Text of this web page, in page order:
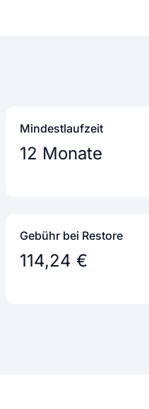
Mindestlaufzeit
12 Monate
Gebühr bei Restore
114,24 €